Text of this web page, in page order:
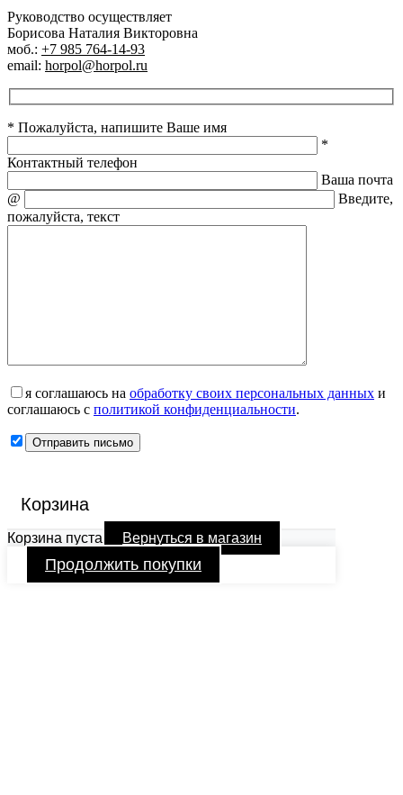
Руководство осуществляет
Борисова Наталия Викторовна
моб.: +7 985 764-14-93
email: horpol@horpol.ru
* Пожалуйста, напишите Ваше имя
*
Контактный телефон
Ваша почта
@
Введите,
пожалуйста, текст
я соглашаюсь на обработку своих персональных данных и
соглашаюсь с политикой конфиденциальности.
Корзина
Корзина пуста Вернуться в магазин
Продолжить покупки